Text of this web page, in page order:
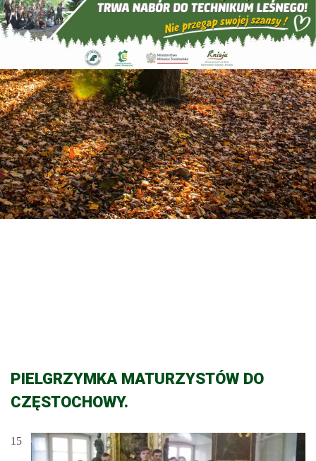
PIELGRZYMKA MATURZYSTÓW DO
CZĘSTOCHOWY.
15